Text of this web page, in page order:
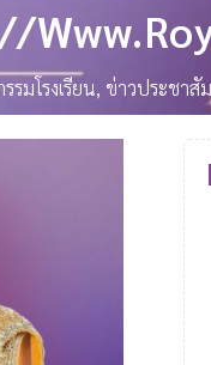
รมโรงเรียน, ข่าวประชาสั